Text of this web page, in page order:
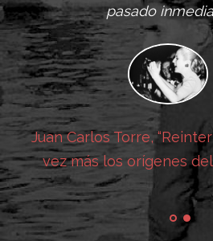
pasado
Juan Carlos Torre,
vez más los orígenes